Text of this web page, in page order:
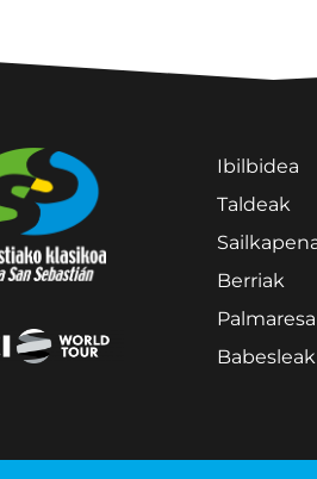
Ibilbidea
Taldeak
Berriak
Palmaresa
Babesleak